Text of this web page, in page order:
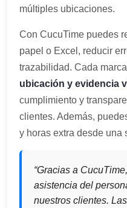
múltiples ubicaciones.
Con CucuTime puedes
papel o Excel, reducir
trazabilidad. Cada
ubicación y evidencia
cumplimiento y
clientes. Además,
y horas extra desde una
“Gracias a
asistencia del
nuestros clientes.